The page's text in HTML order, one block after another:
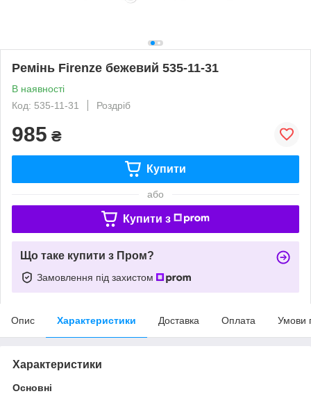
Ремінь Firenze бежевий 535-11-31
В наявності
Код: 535-11-31
Роздріб
985 ₴
Купити
або
Купити з
Що таке купити з Пром?
Замовлення під захистом
Опис Характеристики Доставка Оплата Умови
Характеристики
Основні